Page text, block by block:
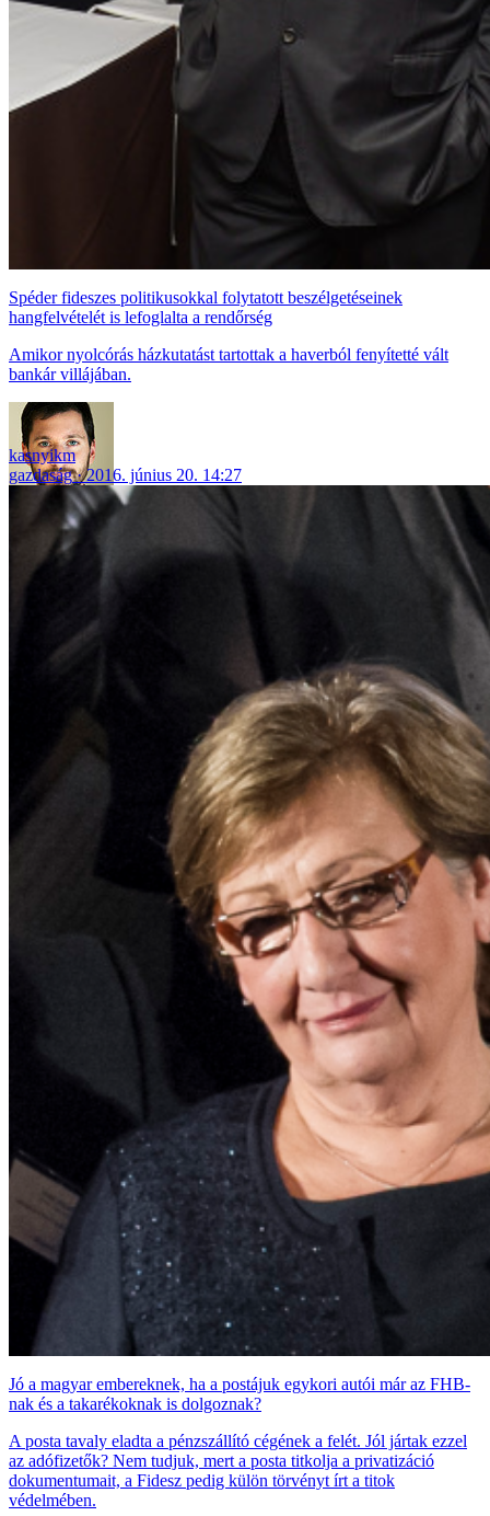
Spéder fideszes politikusokkal folytatott beszélgetéseinek
hangfelvételét is lefoglalta a rendőrség
Amikor nyolcórás házkutatást tartottak a haverból fenyítetté vált
bankár villájában.
kasnyikm
gazdaság
2016. június 20. 14:27
Jó a magyar embereknek, ha a postájuk egykori autói már az FHB-
nak és a takarékoknak is dolgoznak?
A posta tavaly eladta a pénzszállító cégének a felét. Jól jártak ezzel
az adófizetők? Nem tudjuk, mert a posta titkolja a privatizáció
dokumentumait, a Fidesz pedig külön törvényt írt a titok
védelmében.